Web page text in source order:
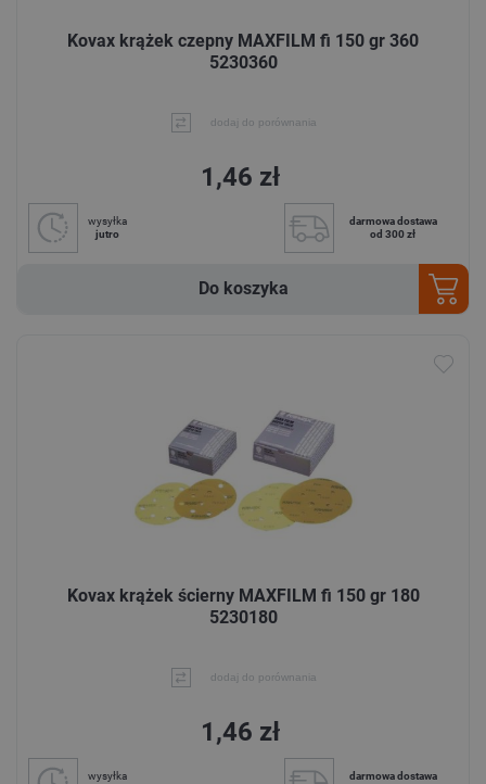
Kovax krążek czepny MAXFILM fi 150 gr 360
5230360
dodaj do porównania
1,46 zł
wysyłka
jutro
darmowa dostawa
od 300 zł
Do koszyka
Kovax krążek ścierny MAXFILM fi 150 gr 180
5230180
dodaj do porównania
1,46 zł
wysyłka
darmowa dostawa